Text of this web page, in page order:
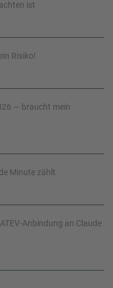
ist
Risiko!
— braucht mein
Minute zählt
Anbindung an Claude